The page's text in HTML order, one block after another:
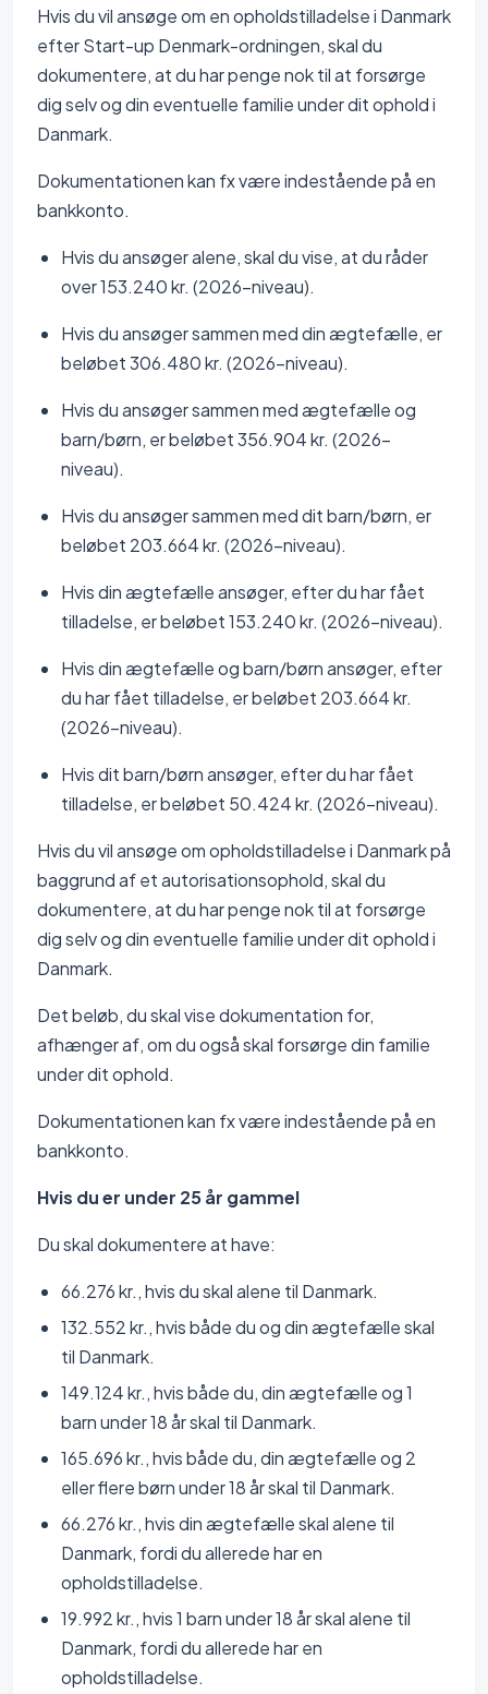
Hvis du vil ansøge om en opholdstilladelse i Danmark
efter Start-up Denmark-ordningen, skal du
dokumentere, at du har penge nok til at forsørge
dig selv og din eventuelle familie under dit ophold i
Danmark.
Dokumentationen kan fx være indestående på en
bankkonto.
Hvis du ansøger alene, skal du vise, at du råder
over 153.240 kr. (2026-niveau).
Hvis du ansøger sammen med din ægtefælle, er
beløbet 306.480 kr. (2026-niveau).
Hvis du ansøger sammen med ægtefælle og
barn/børn, er beløbet 356.904 kr. (2026-
niveau).
Hvis du ansøger sammen med dit barn/børn, er
beløbet 203.664 kr. (2026-niveau).
Hvis din ægtefælle ansøger, efter du har fået
tilladelse, er beløbet 153.240 kr. (2026-niveau).
Hvis din ægtefælle og barn/børn ansøger, efter
du har fået tilladelse, er beløbet 203.664 kr.
(2026-niveau).
Hvis dit barn/børn ansøger, efter du har fået
tilladelse, er beløbet 50.424 kr. (2026-niveau).
Hvis du vil ansøge om opholdstilladelse i Danmark på
baggrund af et autorisationsophold, skal du
dokumentere, at du har penge nok til at forsørge
dig selv og din eventuelle familie under dit ophold i
Danmark.
Det beløb, du skal vise dokumentation for,
afhænger af, om du også skal forsørge din familie
under dit ophold.
Dokumentationen kan fx være indestående på en
bankkonto.
Hvis du er under 25 år gammel
Du skal dokumentere at have:
66.276 kr., hvis du skal alene til Danmark.
132.552 kr., hvis både du og din ægtefælle skal
til Danmark.
149.124 kr., hvis både du, din ægtefælle og 1
barn under 18 år skal til Danmark.
165.696 kr., hvis både du, din ægtefælle og 2
eller flere børn under 18 år skal til Danmark.
66.276 kr., hvis din ægtefælle skal alene til
Danmark, fordi du allerede har en
opholdstilladelse.
19.992 kr., hvis 1 barn under 18 år skal alene til
Danmark, fordi du allerede har en
opholdstilladelse.